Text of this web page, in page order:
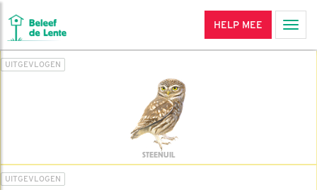
HELP MEE
UITGEVLOGEN
STEENUIL
UITGEVLOGEN